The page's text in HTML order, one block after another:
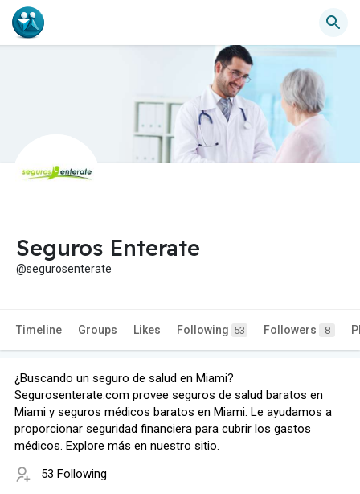
Seguros Enterate
@segurosenterate
Timeline Groups Likes Following 53 Followers 8
¿Buscando un seguro de salud en Miami?
Segurosenterate.com provee seguros de salud baratos en
Miami y seguros médicos baratos en Miami. Le ayudamos a
proporcionar seguridad financiera para cubrir los gastos
médicos. Explore más en nuestro sitio.
53 Following